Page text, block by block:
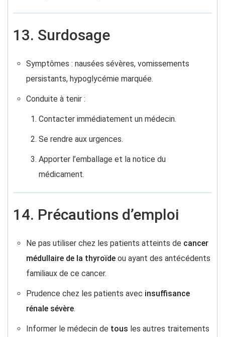
13. Surdosage
Symptômes : nausées sévères, vomissements
persistants, hypoglycémie marquée.
Conduite à tenir :
Contacter immédiatement un médecin.
Se rendre aux urgences.
Apporter l’emballage et la notice du
médicament.
14. Précautions d’emploi
Ne pas utiliser chez les patients atteints de cancer
médullaire de la thyroïdeou ayant des antécédents
familiaux de ce cancer.
Prudence chez les patients avec insuffisance
rénale sévère.
Informer le médecin de tous les autres traitements